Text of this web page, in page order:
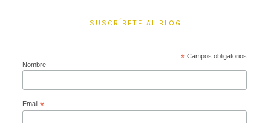
SUSCRÍBETE AL BLOG
*Campos obligatorios
Nombre
Email *